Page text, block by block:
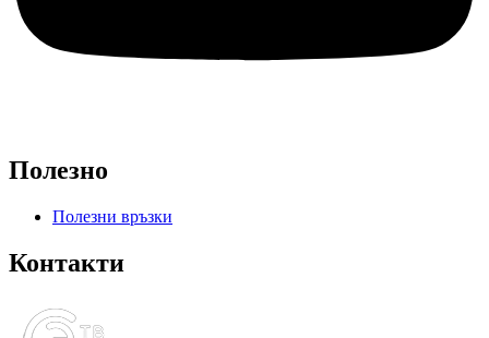
Полезно
Полезни връзки
Контакти